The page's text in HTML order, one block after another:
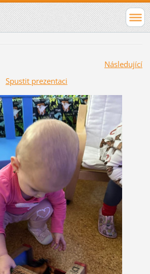
Následující
Spustit prezentaci